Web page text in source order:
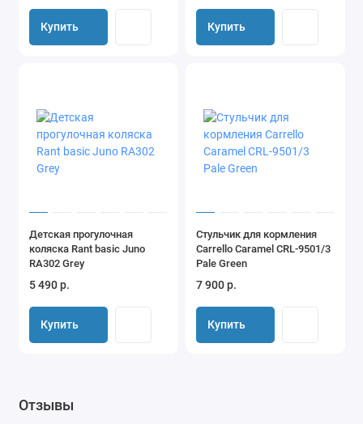
Купить Купить
Детская прогулочная
коляска Rant basic Juno
RA302 Grey
5 490 р.
Купить
Стульчик для кормления
Carrello Caramel CRL-9501/3
Pale Green
7 900 р.
Купить
Отзывы